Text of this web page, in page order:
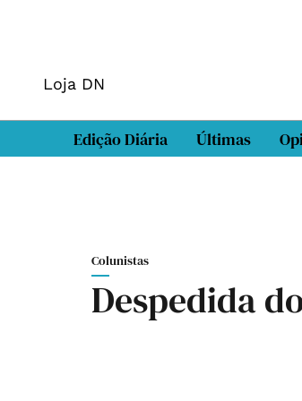
Loja DN
Edição Diária Últimas
Colunistas
Despedida